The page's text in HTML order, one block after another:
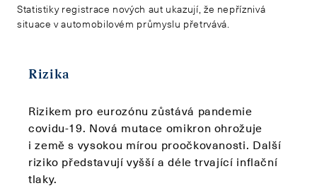
Statistiky registrace nových aut ukazují, že nepříznivá
situace v automobilovém průmyslu přetrvává.
Rizika
Rizikem pro eurozónu zůstává pandemie
covidu-19. Nová mutace omikron ohrožuje
i země s vysokou mírou proočkovanosti. Další
riziko představují vyšší a déle trvající inflační
tlaky.